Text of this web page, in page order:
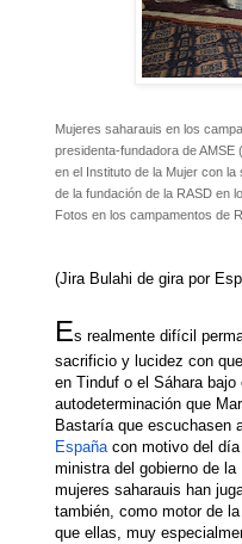
Mujeres saharauis en los
presidenta-fundadora de AMSE
en el Instituto de la Mujer con
de la fundación de la RASD en
Fotos en los campamentos de
(Jira Bulahi de gira por
Es realmente difícil
sacrificio y lucidez con
en Tinduf o el Sáhara
autodeterminación que
Bastaría que escuchasen
Españacon motivo del día
ministra del gobierno de
mujeres saharauis han
también, como motor de
que ellas, muy